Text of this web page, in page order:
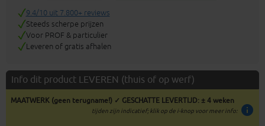
9.4/10 uit 7.800+ reviews
Steeds scherpe prijzen
Voor PROF & particulier
Leveren of gratis afhalen
Info dit product LEVEREN (thuis of op werf)
MAATWERK (geen terugname!) ✓ GESCHATTE LEVERTIJD: ± 4 weken
info
tijden zijn indicatief; klik op de i-knop voor meer info: